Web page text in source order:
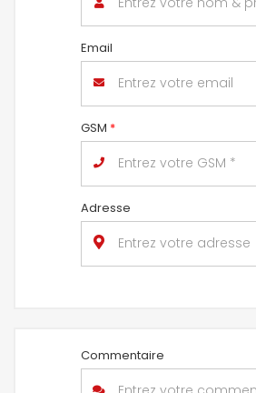
Email
GSM *
Adresse
Commentaire